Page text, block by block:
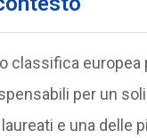
classifica
per un
e una delle